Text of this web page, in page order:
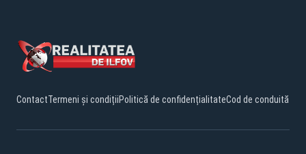
ContactTermeni și condițiiPolitică de confidențialitateCod de conduită